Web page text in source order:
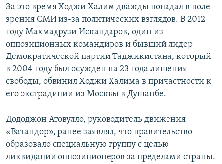
За это время Ходжи Халим дважды попадал в поле
зрения СМИ из-за политических взглядов. В 2012
году Махмадрузи Искандаров, один из
оппозиционных командиров и бывший лидер
Демократической партии Таджикистана, который
в 2004 году был осужден на 23 года лишения
свободы, обвинил Ходжи Халима в причастности к
его экстрадиции из Москвы в Душанбе.
Дододжон Атовулло, руководитель движения
«Ватандор», ранее заявлял, что правительство
образовало специальную группу с целью
ликвидации оппозиционеров за пределами страны.